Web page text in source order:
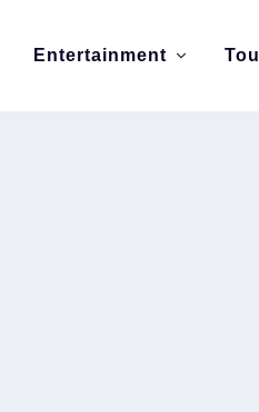
Entertainment